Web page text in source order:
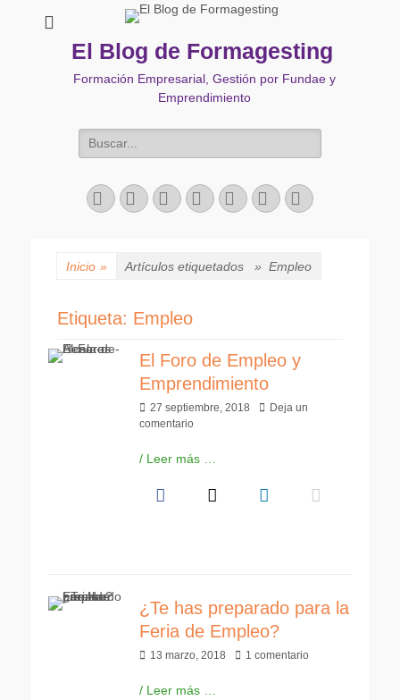
El Blog de Formagesting
Formación Empresarial, Gestión por Fundae y
Emprendimiento
Facebook
TwitterCorreo
electrónico
LinkedInYouTubeInstagramTeléfono
Inicio » Artículos etiquetados » Empleo
Etiqueta: Empleo
El Foro de Empleo y
Emprendimiento
Publicado
el
27 septiembre, 2018
Deja un
comentario
/ Leer más …
¿Te has preparado para la
Feria de Empleo?
Publicado
13 marzo, 2018 1 comentario
/ Leer más …